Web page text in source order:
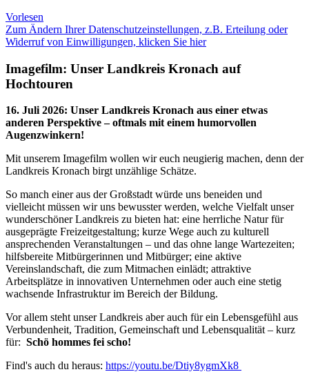
Vorlesen
Zum Ändern Ihrer Datenschutzeinstellungen, z.B. Erteilung oder
Widerruf von Einwilligungen, klicken Sie hier
Imagefilm: Unser Landkreis Kronach auf
Hochtouren
16. Juli 2026: Unser Landkreis Kronach aus einer etwas
anderen Perspektive – oftmals mit einem humorvollen
Augenzwinkern!
Mit unserem Imagefilm wollen wir euch neugierig machen, denn der
Landkreis Kronach birgt unzählige Schätze.
So manch einer aus der Großstadt würde uns beneiden und
vielleicht müssen wir uns bewusster werden, welche Vielfalt unser
wunderschöner Landkreis zu bieten hat: eine herrliche Natur für
ausgeprägte Freizeitgestaltung; kurze Wege auch zu kulturell
ansprechenden Veranstaltungen – und das ohne lange Wartezeiten;
hilfsbereite Mitbürgerinnen und Mitbürger; eine aktive
Vereinslandschaft, die zum Mitmachen einlädt; attraktive
Arbeitsplätze in innovativen Unternehmen oder auch eine stetig
wachsende Infrastruktur im Bereich der Bildung.
Vor allem steht unser Landkreis aber auch für ein Lebensgefühl aus
Verbundenheit, Tradition, Gemeinschaft und Lebensqualität – kurz
für: Schö hommes fei scho!
Find's auch du heraus: https://youtu.be/Dtiy8ygmXk8